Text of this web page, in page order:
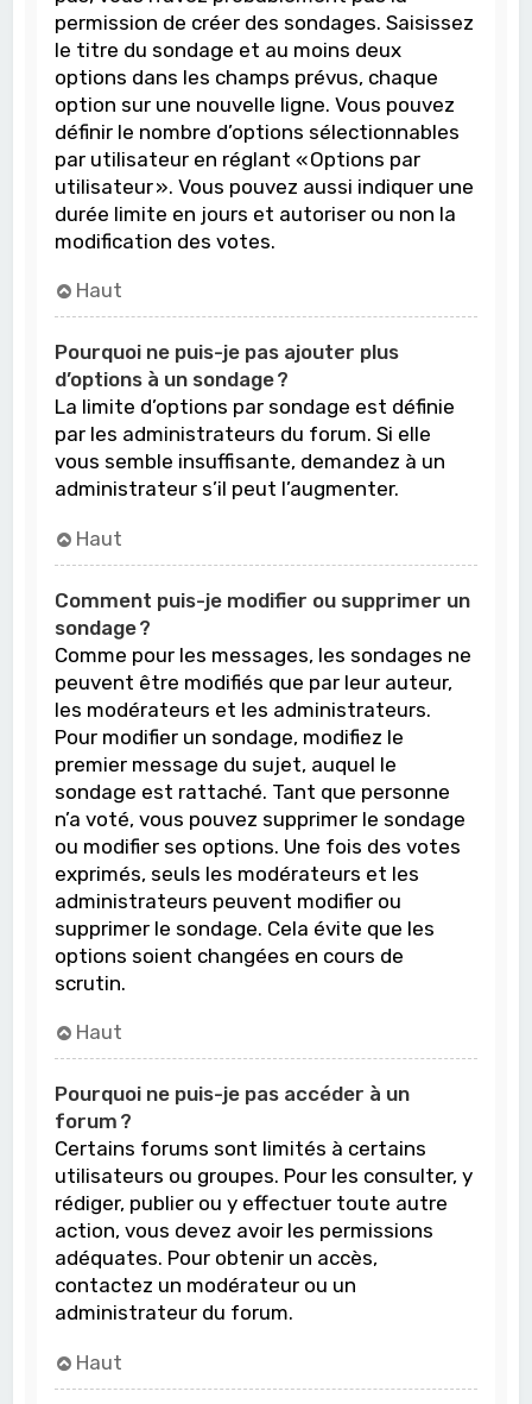
permission de créer des sondages. Saisissez
le titre du sondage et au moins deux
options dans les champs prévus, chaque
option sur une nouvelle ligne. Vous pouvez
définir le nombre d’options sélectionnables
par utilisateur en réglant « Options par
utilisateur ». Vous pouvez aussi indiquer une
durée limite en jours et autoriser ou non la
modification des votes.
Haut
Pourquoi ne puis-je pas ajouter plus
d’options à un sondage ?
La limite d’options par sondage est définie
par les administrateurs du forum. Si elle
vous semble insuffisante, demandez à un
administrateur s’il peut l’augmenter.
Haut
Comment puis-je modifier ou supprimer un
sondage ?
Comme pour les messages, les sondages ne
peuvent être modifiés que par leur auteur,
les modérateurs et les administrateurs.
Pour modifier un sondage, modifiez le
premier message du sujet, auquel le
sondage est rattaché. Tant que personne
n’a voté, vous pouvez supprimer le sondage
ou modifier ses options. Une fois des votes
exprimés, seuls les modérateurs et les
administrateurs peuvent modifier ou
supprimer le sondage. Cela évite que les
options soient changées en cours de
scrutin.
Haut
Pourquoi ne puis-je pas accéder à un
forum ?
Certains forums sont limités à certains
utilisateurs ou groupes. Pour les consulter, y
rédiger, publier ou y effectuer toute autre
action, vous devez avoir les permissions
adéquates. Pour obtenir un accès,
contactez un modérateur ou un
administrateur du forum.
Haut